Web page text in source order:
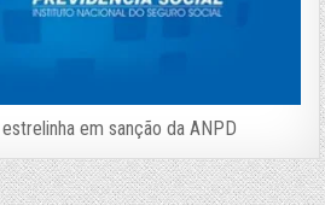
em sanção da ANPD